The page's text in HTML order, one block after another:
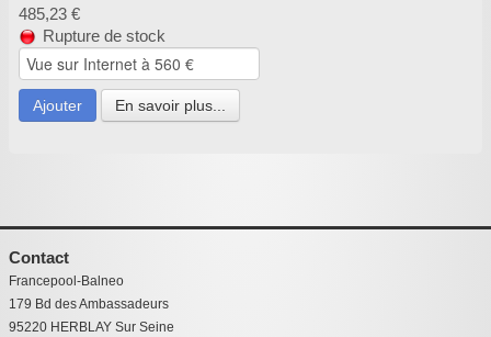
485,23 €
Rupture de stock
Ajouter En savoir plus...
Contact
Francepool-Balneo
179 Bd des Ambassadeurs
95220 HERBLAY Sur Seine